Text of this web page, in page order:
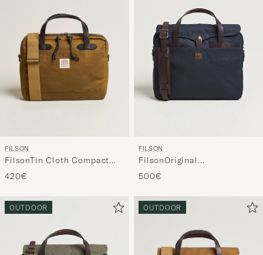
FILSON
FilsonTin Cloth Compact
BriefcaseDark Tan
420€
FILSON
FilsonOriginal
BriefcaseNavy
500€
OUTDOOR OUTDOOR